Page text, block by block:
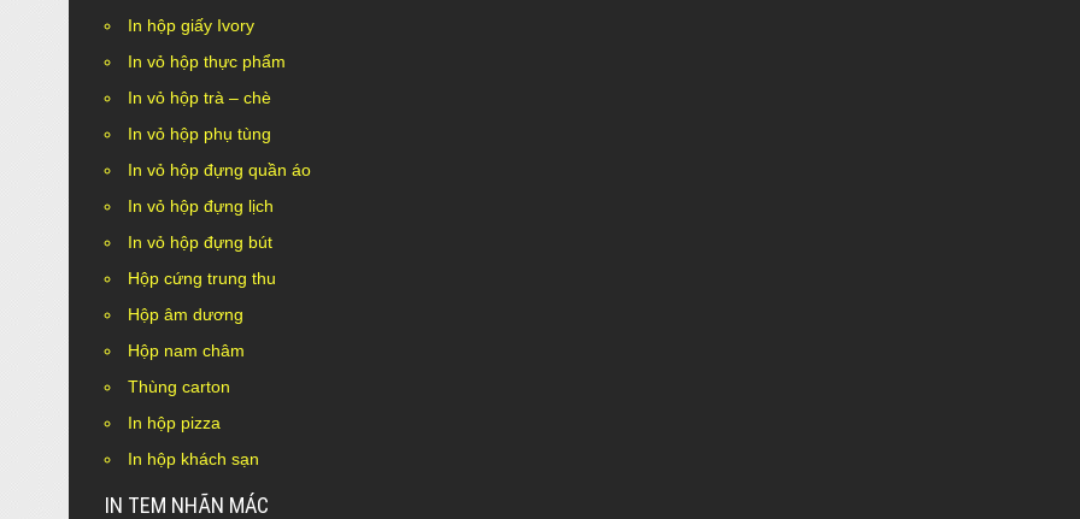
In hộp giấy Ivory
In vỏ hộp thực phẩm
In vỏ hộp trà – chè
In vỏ hộp phụ tùng
In vỏ hộp đựng quần áo
In vỏ hộp đựng lịch
In vỏ hộp đựng bút
Hộp cứng trung thu
Hộp âm dương
Hộp nam châm
Thùng carton
In hộp pizza
In hộp khách sạn
IN TEM NHÃN MÁC